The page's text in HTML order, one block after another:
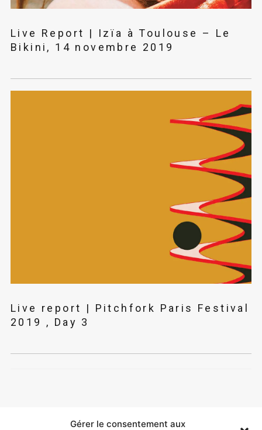
Gérer le consentement aux
Live Report | Izïa à Toulouse – Le
Bikini, 14 novembre 2019
Live report | Pitchfork Paris Festival
2019 , Day 3